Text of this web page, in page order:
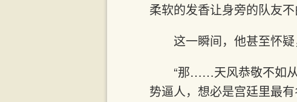
柔软的发香让身旁的队友不
这一瞬间，他甚至怀
“那……天风恭敬不如
势逼人，想必是宫廷里最